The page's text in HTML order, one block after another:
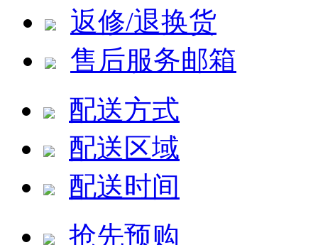
返修/退换货
售后服务邮箱
配送方式
配送区域
配送时间
抢先预购